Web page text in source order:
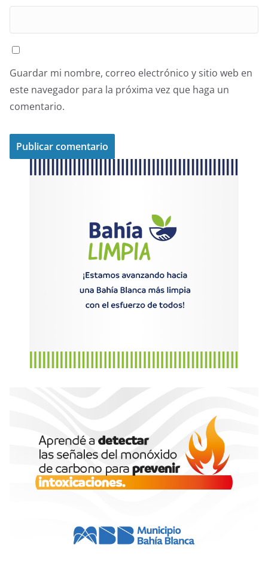
Guardar mi nombre, correo electrónico y sitio web en
este navegador para la próxima vez que haga un
comentario.